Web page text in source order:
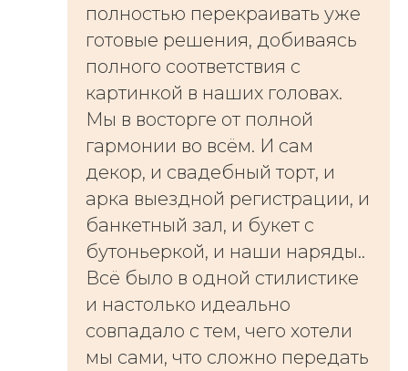
полностью перекраивать уже
готовые решения, добиваясь
полного соответствия с
картинкой в наших головах.
Мы в восторге от полной
гармонии во всём. И сам
декор, и свадебный торт, и
арка выездной регистрации, и
банкетный зал, и букет с
бутоньеркой, и наши наряды..
Всё было в одной стилистике
и настолько идеально
совпадало с тем, чего хотели
мы сами, что сложно передать